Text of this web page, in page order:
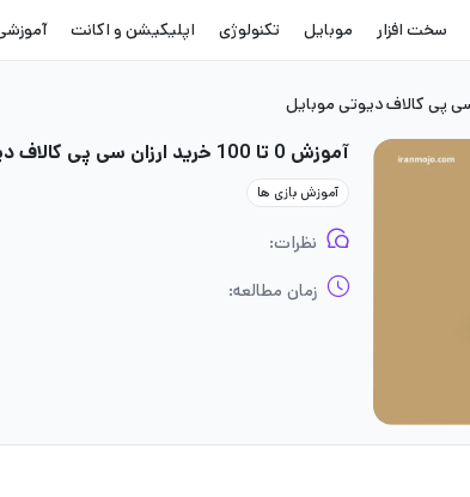
سخت افزار موبایل تکنولوژی اپلیکیشن و اکانت
آموزش 0 تا 100 خرید ارزان سی پی کالاف دیوتی موبایل
آموزش بازی ها
نظرات:
زمان مطالعه: